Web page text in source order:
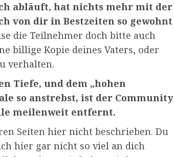
abläuft, hat nichts mehr mit der
von dir in Bestzeiten so gewohnt
die Teilnehmer doch bitte auch
billige Kopie deines Vaters, oder
verhalten.
Tiefe, und dem „hohen
so anstrebst, ist der Community
meilenweit entfernt.
Seiten hier nicht beschrieben. Du
hier gar nicht so viel an dich